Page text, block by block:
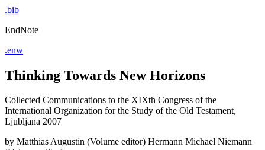
.bib
EndNote
.enw
Thinking Towards New Horizons
Collected Communications to the XIXth Congress of the
International Organization for the Study of the Old Testament,
Ljubljana 2007
by Matthias Augustin (Volume editor) Hermann Michael Niemann